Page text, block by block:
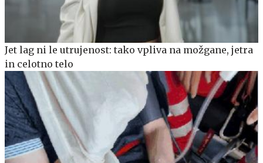
Jet lag ni le utrujenost: tako vpliva na možgane, jetra
in celotno telo